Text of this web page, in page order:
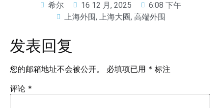
希尔 16 12 月, 2025
6:08 下午
上海外围, 上海大圈, 高端外围
发表回复
您的邮箱地址不会被公开。 必填项已用 * 标注
评论 *